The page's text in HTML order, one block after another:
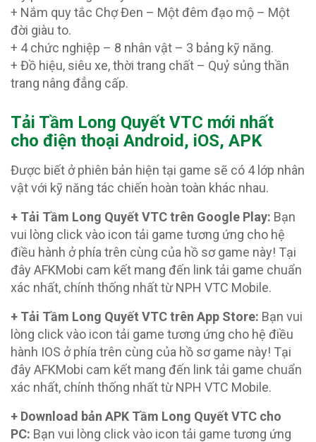
+ Nắm quy tắc Chợ Đen – Một đêm đạo mộ – Một
đời giàu to.
+ 4 chức nghiệp – 8 nhân vật – 3 bảng kỹ năng.
+ Đồ hiệu, siêu xe, thời trang chất – Quỷ sủng thần
trang nâng đẳng cấp.
Tải Tầm Long Quyết VTC mới nhất
cho điện thoại Android, iOS, APK
Được biết ở phiên bản hiện tại game sẽ có 4 lớp nhân
vật với kỹ năng tác chiến hoàn toàn khác nhau.
+ Tải Tầm Long Quyết VTC trên Google Play: Bạn
vui lòng click vào icon tải game tương ứng cho hệ
điều hành ở phía trên cùng của hồ sơ game này! Tại
đây AFKMobi cam kết mang đến link tải game chuẩn
xác nhất, chính thống nhất từ NPH VTC Mobile.
+ Tải Tầm Long Quyết VTC trên App Store: Bạn vui
lòng click vào icon tải game tương ứng cho hệ điều
hành IOS ở phía trên cùng của hồ sơ game này! Tại
đây AFKMobi cam kết mang đến link tải game chuẩn
xác nhất, chính thống nhất từ NPH VTC Mobile.
+ Download bản APK Tầm Long Quyết VTC cho
PC: Bạn vui lòng click vào icon tải game tương ứng